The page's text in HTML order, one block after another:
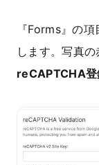
『Forms』の
します。写真
reCAPTCHA登